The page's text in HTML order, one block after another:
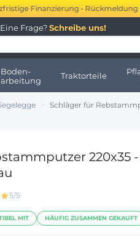
Finanzierung • Rückmeldung in
Frage? Schreibe uns!
Boden-
Traktorteile
Schläger für
220x35 -
5/5
MIT HÄUFIG ZUSAMMEN GEKAUFT